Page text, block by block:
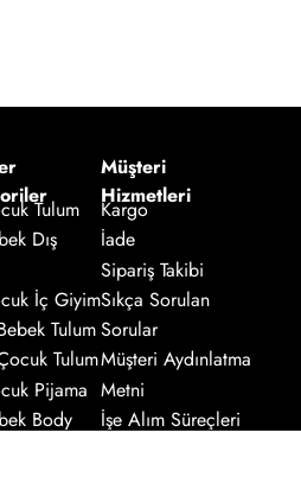
Tulum
Dış
İç Giyim
Tulum
Tulum
Pijama
Body
Müşteri
Hizmetleri
Kargo
İade
Sipariş Takibi
Sıkça Sorulan
Sorular
Müşteri Aydınlatma
Metni
İşe Alım Süreçleri